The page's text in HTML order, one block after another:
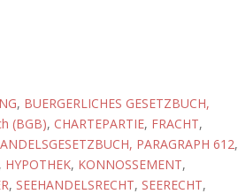
, BUERGERLICHES GESETZBUCH,
(BGB), CHARTEPARTIE, FRACHT,
PARAGRAPH 612,
, HYPOTHEK, KONNOSSEMENT,
, SEEHANDELSRECHT, SEERECHT,